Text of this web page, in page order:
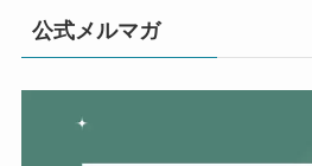
公式メルマガ